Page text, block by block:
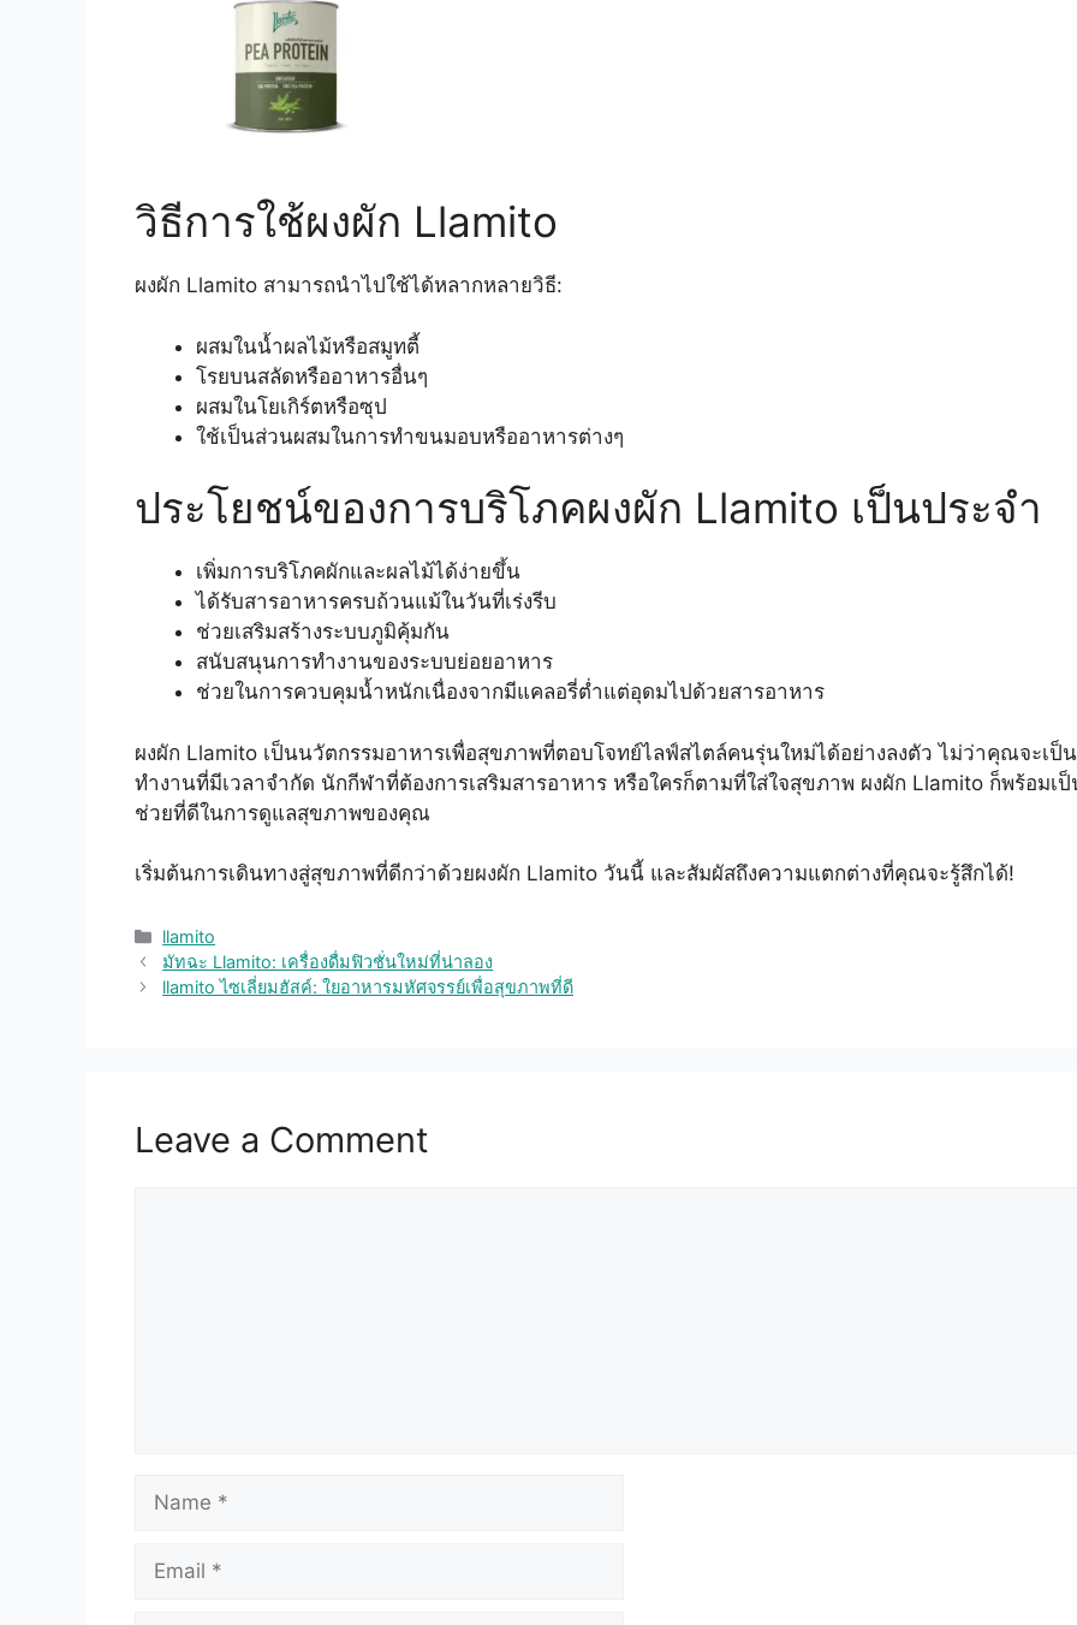
วิธีการใช้ผงผัก Llamito
ผงผัก Llamito สามารถนำไปใช้ได้หลากหลายวิธี:
ผสมในน้ำผลไม้หรือสมูทตี้
โรยบนสลัดหรืออาหารอื่นๆ
ผสมในโยเกิร์ตหรือซุป
ใช้เป็นส่วนผสมในการทำขนมอบหรืออาหารต่างๆ
ประโยชน์ของการบริโภคผงผัก Llamito เป็นประจำ
เพิ่มการบริโภคผักและผลไม้ได้ง่ายขึ้น
ได้รับสารอาหารครบถ้วนแม้ในวันที่เร่งรีบ
ช่วยเสริมสร้างระบบภูมิคุ้มกัน
สนับสนุนการทำงานของระบบย่อยอาหาร
ช่วยในการควบคุมน้ำหนักเนื่องจากมีแคลอรี่ต่ำแต่อุดมไปด้วยสารอาหาร
ผงผัก Llamito เป็นนวัตกรรมอาหารเพื่อสุขภาพที่ตอบโจทย์ไลฟ์สไตล์คนรุ่นใหม่ได้อย่างลงตัว ไม่ว่าคุณจะเป็
ทำงานที่มีเวลาจำกัด นักกีฬาที่ต้องการเสริมสารอาหาร หรือใครก็ตามที่ใส่ใจสุขภาพ ผงผัก Llamito ก็พร้อมเ
ช่วยที่ดีในการดูแลสุขภาพของคุณ
เริ่มต้นการเดินทางสู่สุขภาพที่ดีกว่าด้วยผงผัก Llamito วันนี้ และสัมผัสถึงความแตกต่างที่คุณจะรู้สึกได้!
Categories
llamito
มัทฉะ Llamito: เครื่องดื่มฟิวชั่นใหม่ที่น่าลอง
llamito ไซเลี่ยมฮัสค์: ใยอาหารมหัศจรรย์เพื่อสุขภาพที่ดี
Leave a Comment